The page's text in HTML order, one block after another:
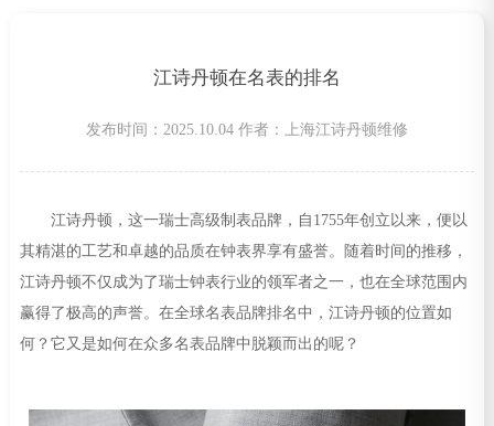
江诗丹顿在名表的排名
发布时间：2025.10.04 作者：上海江诗丹顿维修
江诗丹顿，这一瑞士高级制表品牌，自1755年创立以来，便以
其精湛的工艺和卓越的品质在钟表界享有盛誉。随着时间的推移，
江诗丹顿不仅成为了瑞士钟表行业的领军者之一，也在全球范围内
赢得了极高的声誉。在全球名表品牌排名中，江诗丹顿的位置如
何？它又是如何在众多名表品牌中脱颖而出的呢？